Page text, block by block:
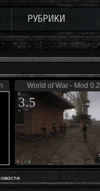
РУБРИКИ
World of War - Mod 0.2
3.5